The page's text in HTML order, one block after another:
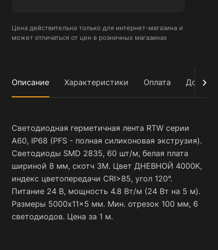
Цена действительна только для интернет-магазина и
может отличаться от цен в розничных магазинах
Описание Характеристики Оплата
Светодиодная герметичная лента RTW серии
A60, IP68 (PFS - полная силиконовая экструзия).
Светодиоды SMD 2835, 60 шт/м, белая плата
шириной 8 мм, скотч 3M. Цвет ДНЕВНОЙ 4000K,
индекс цветопередачи CRI>85, угол 120°.
Питание 24 В, мощность 4.8 Вт/м (24 Вт на 5 м).
Размеры 5000x11x5 мм. Мин. отрезок 100 мм, 6
светодиодов. Цена за 1 м.